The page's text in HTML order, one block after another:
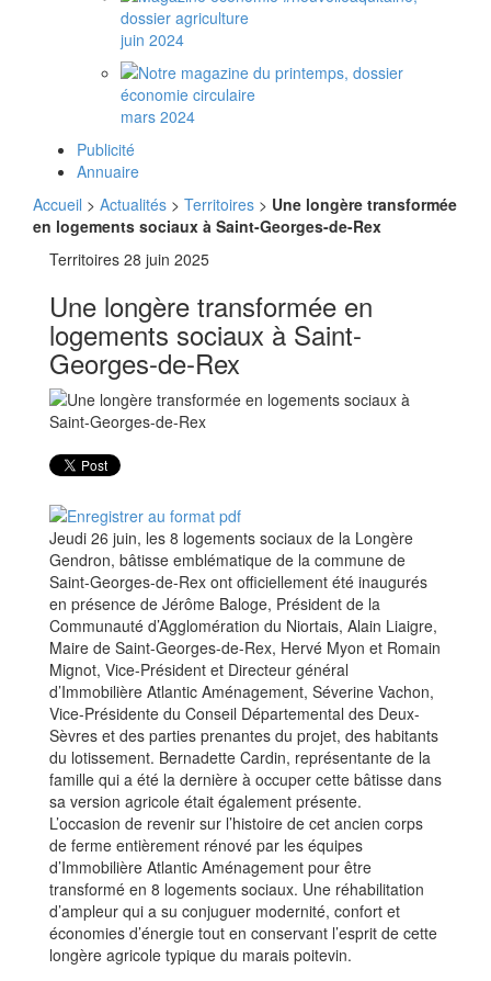
juin 2024
mars 2024
Publicité
Annuaire
Accueil > Actualités > Territoires > Une longère transformée
en logements sociaux à Saint-Georges-de-Rex
Territoires 28 juin 2025
Une longère transformée en
logements sociaux à Saint-
Georges-de-Rex
Jeudi 26 juin, les 8 logements sociaux de la Longère
Gendron, bâtisse emblématique de la commune de
Saint-Georges-de-Rex ont officiellement été inaugurés
en présence de Jérôme Baloge, Président de la
Communauté d’Agglomération du Niortais, Alain Liaigre,
Maire de Saint-Georges-de-Rex, Hervé Myon et Romain
Mignot, Vice-Président et Directeur général
d’Immobilière Atlantic Aménagement, Séverine Vachon,
Vice-Présidente du Conseil Départemental des Deux-
Sèvres et des parties prenantes du projet, des habitants
du lotissement. Bernadette Cardin, représentante de la
famille qui a été la dernière à occuper cette bâtisse dans
sa version agricole était également présente.
L’occasion de revenir sur l’histoire de cet ancien corps
de ferme entièrement rénové par les équipes
d’Immobilière Atlantic Aménagement pour être
transformé en 8 logements sociaux. Une réhabilitation
d’ampleur qui a su conjuguer modernité, confort et
économies d’énergie tout en conservant l’esprit de cette
longère agricole typique du marais poitevin.